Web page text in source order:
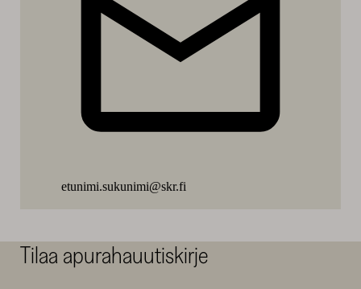
etunimi.sukunimi@skr.fi
Tilaa apurahauutiskirje